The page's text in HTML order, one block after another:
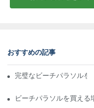
おすすめの記事
完璧なビーチパラソルを
ビーチパラソルを買え